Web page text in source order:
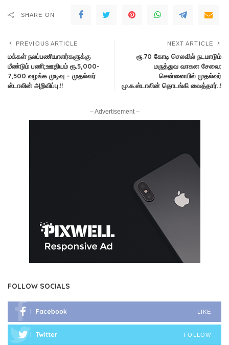
SHARE ON
PREVIOUS ARTICLE
மக்கள் நலப்பணியாளர்களுக்கு
மீண்டும் பணி;ஊதியம் ரூ.5,000-
7,500 வழங்க முடிவு – முதல்வர்
ஸ்டாலின் அறிவிப்பு.!!
NEXT ARTICLE
ரூ.70 கோடி செலவில் நடமாடும்
மருத்துவ வாகன சேவை:
சென்னையில் முதல்வர்
மு.க.ஸ்டாலின் தொடங்கி வைத்தார்..!
– Advertisement –
FOLLOW SOCIALS
Facebook LIKE
Twitter FOLLOW